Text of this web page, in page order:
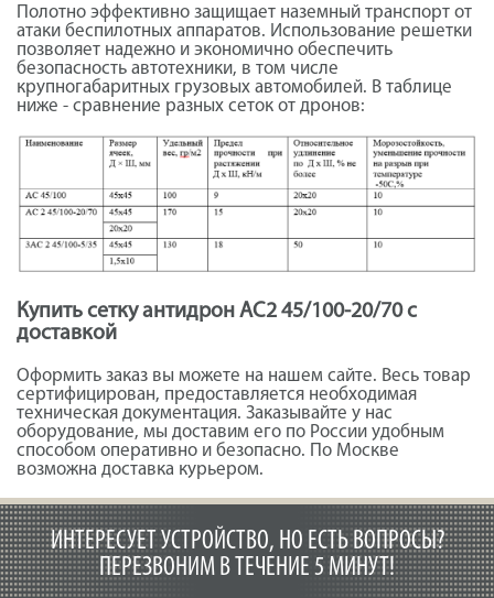
Полотно эффективно защищает наземный транспорт от
атаки беспилотных аппаратов. Использование решетки
позволяет надежно и экономично обеспечить
безопасность автотехники, в том числе
крупногабаритных грузовых автомобилей. В таблице
ниже - сравнение разных сеток от дронов:
Купить сетку антидрон АС2 45/100-20/70 с
доставкой
Оформить заказ вы можете на нашем сайте. Весь товар
сертифицирован, предоставляется необходимая
техническая документация. Заказывайте у нас
оборудование, мы доставим его по России удобным
способом оперативно и безопасно. По Москве
возможна доставка курьером.
ИНТЕРЕСУЕТ УСТРОЙСТВО, НО ЕСТЬ ВОПРОСЫ?
ПЕРЕЗВОНИМ В ТЕЧЕНИЕ 5 МИНУТ!